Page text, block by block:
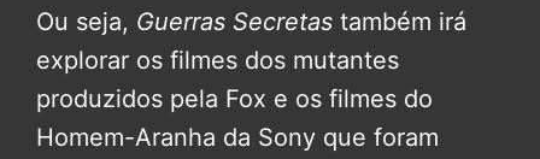
Ou seja, Guerras Secretas também irá
explorar os filmes dos mutantes
produzidos pela Fox e os filmes do
Homem-Aranha da Sony que foram